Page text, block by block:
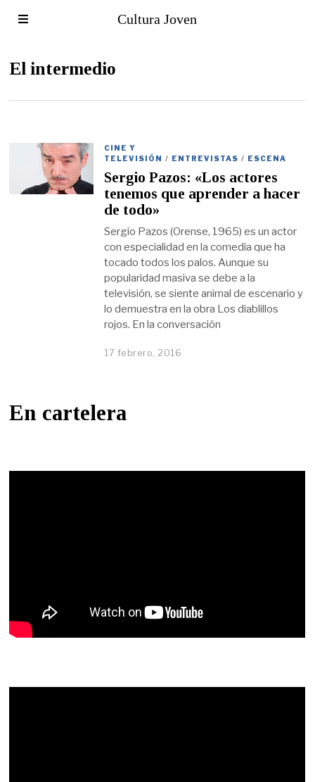
Cultura Joven
El intermedio
CINE Y
TELEVISIÓN / ENTREVISTAS / ESCENA
Sergio Pazos: «Los actores
tenemos que aprender a hacer
de todo»
Sergio Pazos (Orense, 1965) es un actor
con especialidad en la comedia que ha
tocado todos los palos. Aunque su
popularidad masiva se debe a la
televisión, se siente animal de escenario y
lo demuestra en la obra Los diablillos
rojos. En la conversación
17 febrero, 2016
En cartelera